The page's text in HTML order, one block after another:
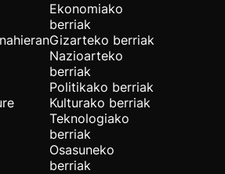
Ekonomiako
berriak
Gizarteko berriak
Nazioarteko
berriak
Politikako berriak
Kulturako berriak
Teknologiako
berriak
Osasuneko
berriak